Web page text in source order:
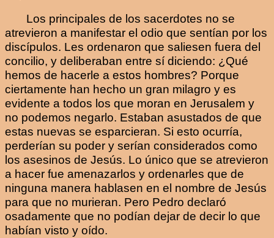
Los principales de los sacerdotes no se
atrevieron a manifestar el odio que sentían por los
discípulos. Les ordenaron que saliesen fuera del
concilio, y deliberaban entre sí diciendo: ¿Qué
hemos de hacerle a estos hombres? Porque
ciertamente han hecho un gran milagro y es
evidente a todos los que moran en Jerusalem y
no podemos negarlo. Estaban asustados de que
estas nuevas se esparcieran. Si esto ocurría,
perderían su poder y serían considerados como
los asesinos de Jesús. Lo único que se atrevieron
a hacer fue amenazarlos y ordenarles que de
ninguna manera hablasen en el nombre de Jesús
para que no murieran. Pero Pedro declaró
osadamente que no podían dejar de decir lo que
habían visto y oído.